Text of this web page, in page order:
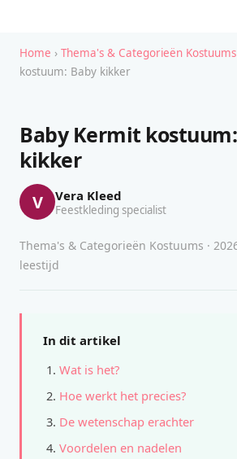
Home › Thema's & Categorieën Kostuums
kostuum: Baby kikker
Baby Kermit
kikker
V Vera Kleed
Feestkleding specialist
Thema's & Categorieën Kostuums ·
leestijd
In dit artikel
Wat is het?
Hoe werkt het precies?
De wetenschap erachter
Voordelen en nadelen